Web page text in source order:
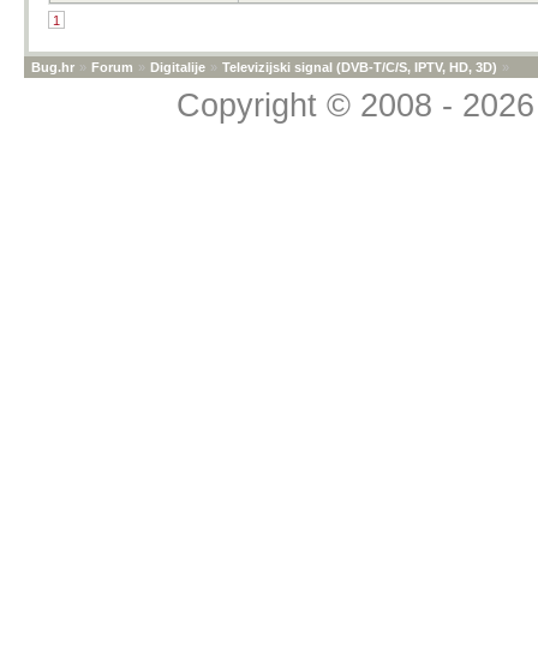
1
Bug.hr » Forum » Digitalije » Televizijski signal (DVB-T/C/S, IPTV, HD, 3D) »
Copyright © 2008 -